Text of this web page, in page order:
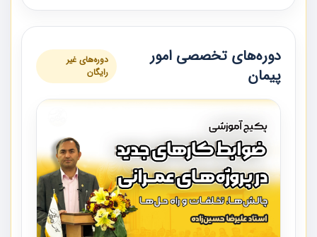
دوره‌های تخصصی امور
پیمان
دوره‌های غیر
رایگان